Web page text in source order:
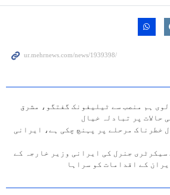
ہم منصب سے ٹیلیفونک گفتگو، مشرق
حالات پر تبادلہ خیال
خطرناک مرحلے پر پہنچ چکی ہے، ایرانی
سیکرٹری جنرل کی ایرانی وزیر خارجہ کے
کے اقدامات کو سراہا